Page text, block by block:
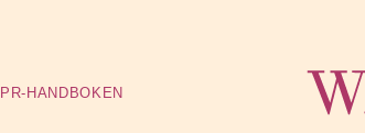
PR-HANDBOKEN